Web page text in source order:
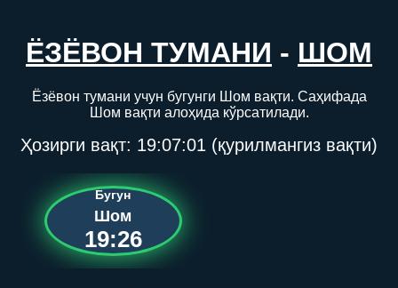
ЁЗЁВОН ТУМАНИ - ШОМ
Ёзёвон тумани учун бугунги Шом вақти. Саҳифада
Шом вақти алоҳида кўрсатилади.
Ҳозирги вақт: 19:07:01 (қурилмангиз вақти)
Бугун
Шом
19:26